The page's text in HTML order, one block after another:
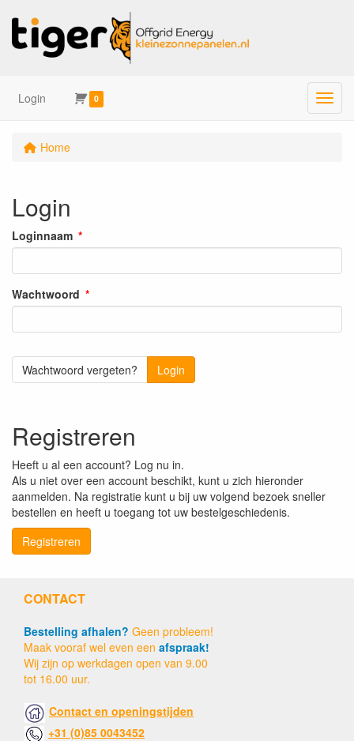
Login 0 Menu
Home
Login
Loginnaam
Wachtwoord
Wachtwoord vergeten? Login
Registreren
Heeft u al een account? Log nu in.
Als u niet over een account beschikt, kunt u zich hieronder
aanmelden. Na registratie kunt u bij uw volgend bezoek sneller
bestellen en heeft u toegang tot uw bestelgeschiedenis.
Registreren
CONTACT
Bestelling afhalen? Geen probleem!
Maak vooraf wel even een afspraak!
Wij zijn op werkdagen open van 9.00
tot 16.00 uur.
Contact en openingstijden
+31 (0)85 0043452